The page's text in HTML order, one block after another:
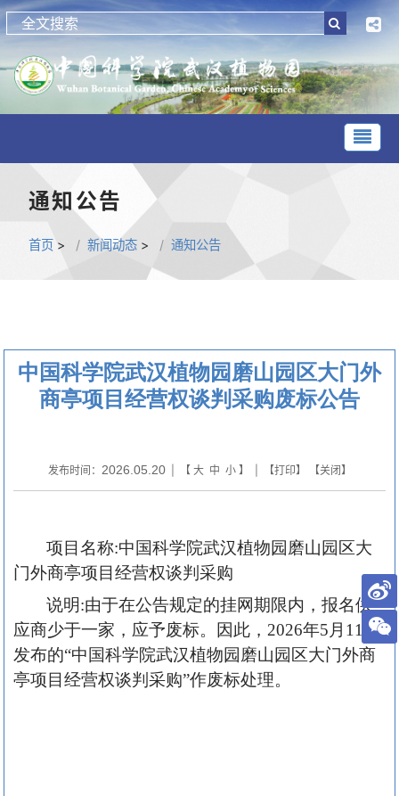
通知公告
首页 > 新闻动态 > 通知公告
中国科学院武汉植物园磨山园区大门外
商亭项目经营权谈判采购废标公告
发布时间： 2026.05.20| 【 大 中 小】 | 【打印】 【关闭】
项目名称:中国科学院武汉植物园磨山园区大
门外商亭项目经营权谈判采购
说明:由于在公告规定的挂网期限内，报名供
应商少于一家，应予废标。因此， 2026年5 月 1 1 日
发布的“中国科学院武汉植物园磨山园区大门外商
亭项目经营权谈判采购”作废标处理。